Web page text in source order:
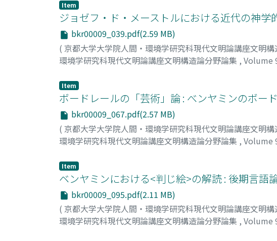
Item
ジョゼフ・ド・メーストルにおける近代の神学
bkr00009_039.pdf(2.59 MB)
( 京都大学大学院人間・環境学研究科現代文明論講座文明
環境学研究科現代文明論講座文明構造論分野論集 , Volume
Item
ボードレールの「芸術」論 : べンヤミンのボー
bkr00009_067.pdf(2.57 MB)
( 京都大学大学院人間・環境学研究科現代文明論講座文明
環境学研究科現代文明論講座文明構造論分野論集 , Volume
Item
ベンヤミンにおける<判じ絵>の解読 : 後期言語
bkr00009_095.pdf(2.11 MB)
( 京都大学大学院人間・環境学研究科現代文明論講座文明
環境学研究科現代文明論講座文明構造論分野論集 , Volume